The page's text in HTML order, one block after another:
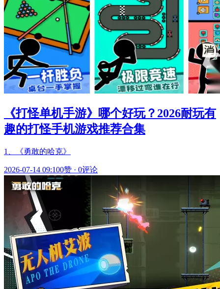
《打怪单机手游》哪个好玩？2026耐玩有
趣的打怪手机游戏推荐合集
1、《勇敢的哈克》
2026-07-14 09:100赞 · 0评论